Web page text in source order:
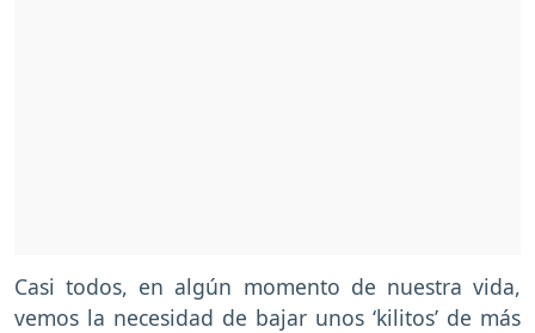
Casi todos, en algún momento de nuestra vida,
vemos la necesidad de bajar unos ‘kilitos’ de más